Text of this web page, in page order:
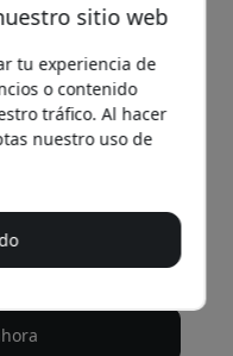
sitio web
tu experiencia de
o contenido
tráfico. Al hacer
nuestro uso de